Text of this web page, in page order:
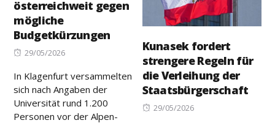
österreichweit gegen
mögliche
Budgetkürzungen
Posted
29/05/2026
In Klagenfurt versammelten
sich nach Angaben der
Universität rund 1.200
Personen vor der Alpen-
Kunasek fordert
strengere Regeln für
die Verleihung der
Staatsbürgerschaft
Posted
29/05/2026